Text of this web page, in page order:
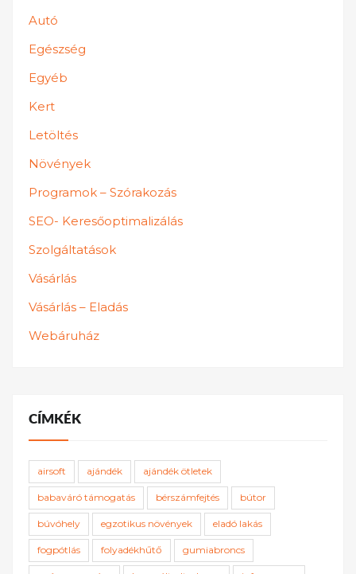
Autó
Egészség
Egyéb
Kert
Letöltés
Növények
Programok – Szórakozás
SEO- Keresőoptimalizálás
Szolgáltatások
Vásárlás
Vásárlás – Eladás
Webáruház
CÍMKÉK
airsoft ajándék ajándék ötletek
babaváró támogatás bérszámfejtés bútor
búvóhely egzotikus növények eladó lakás
fogpótlás folyadékhűtő gumiabroncs